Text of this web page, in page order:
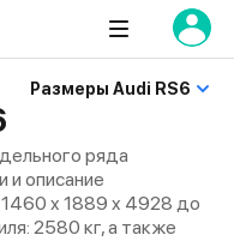
Размеры Audi RS6
ряда
и описание
1460 x 1889 x 4928 до
2580 кг, а также